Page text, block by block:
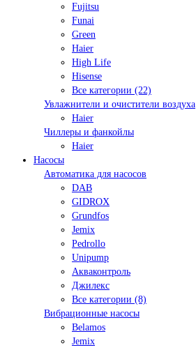
Fujitsu
Funai
Green
Haier
High Life
Hisense
Все категории (22)
Увлажнители и очистители воздуха
Haier
Чиллеры и фанкойлы
Haier
Насосы
Автоматика для насосов
DAB
GIDROX
Grundfos
Jemix
Pedrollo
Unipump
Акваконтроль
Джилекс
Все категории (8)
Вибрационные насосы
Belamos
Jemix